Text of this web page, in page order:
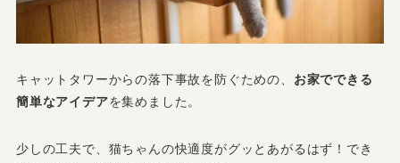
キャットタワーからの落下事故を防ぐための、 お家でできる
簡単なアイデアを集めました。
少しの工夫で、猫ちゃんの快適度がグッとあがるはず！でき